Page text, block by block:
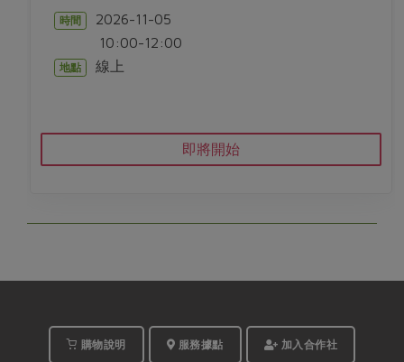
時間 2026-11-05
10:00-12:00
地點 線上
即將開始
購物說明 服務據點 加入合作社